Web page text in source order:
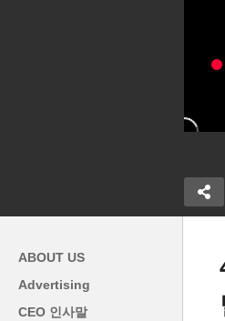
료 1인당 평
ABOUT US
Advertising
CEO 인사말